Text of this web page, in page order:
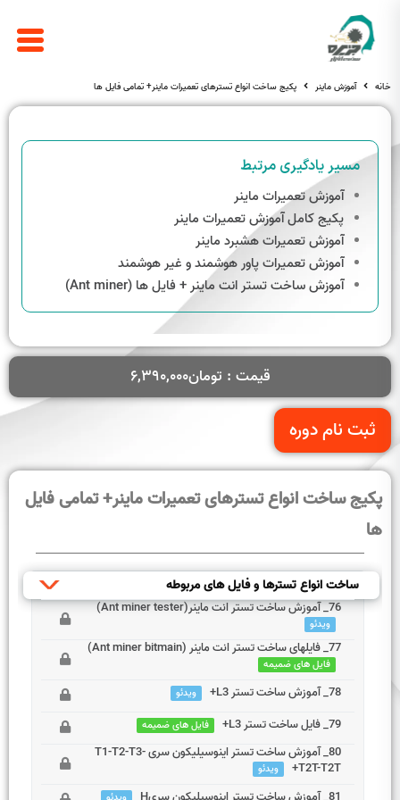
خانه آموزش ماینر پکیج ساخت انواع تسترهای تعمیرات ماینر+ تمامی فایل ها
پکیج ساخت انواع تسترهای تعمیرات ماینر+ تمامی فایل
ها
ساخت انواع تسترها و فایل های مربوطه
76_ آموزش ساخت تستر انت ماینر(Ant miner tester)
ویدئو
این بخش خصوصی می باشد. برای دسترسی کامل به دروس این
دوره باید این دوره را خریداری نمایید.
77_ فایلهای ساخت تستر انت ماینر (Ant miner bitmain)
فایل های ضمیمه
این بخش خصوصی می باشد. برای دسترسی کامل به دروس این
دوره باید این دوره را خریداری نمایید.
78_ آموزش ساخت تستر L3+ ویدئو
این بخش خصوصی می باشد. برای دسترسی کامل به دروس این
دوره باید این دوره را خریداری نمایید.
79_ فایل ساخت تستر L3+ فایل های ضمیمه
این بخش خصوصی می باشد. برای دسترسی کامل به دروس این
دوره باید این دوره را خریداری نمایید.
80_ آموزش ساخت تستر اینوسیلیکون سری T1-T2-T3-
T2T-T2T+
ویدئو
مسیر یادگیری مرتبط
آموزش تعمیرات ماینر
پکیج کامل آموزش تعمیرات ماینر
آموزش تعمیرات هشبرد ماینر
آموزش تعمیرات پاور هوشمند و غیر هوشمند
آموزش ساخت تستر انت ماینر + فایل ها (Ant miner)
قیمت : تومان۶,۳۹۰,۰۰۰
ثبت نام دوره